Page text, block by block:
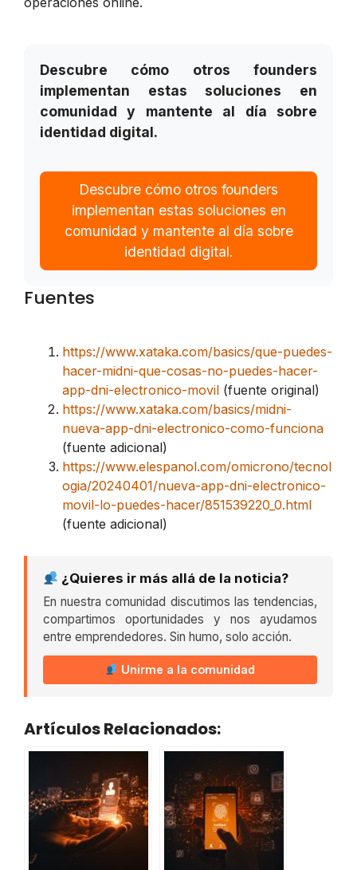
Descubre cómo otros founders
implementan estas soluciones en
comunidad y mantente al día sobre
identidad digital.
Descubre cómo otros founders
implementan estas soluciones en
comunidad y mantente al día sobre
identidad digital.
Fuentes
https://www.xataka.com/basics/que-puedes-
hacer-midni-que-cosas-no-puedes-hacer-
app-dni-electronico-movil (fuente original)
https://www.xataka.com/basics/midni-
nueva-app-dni-electronico-como-funciona
(fuente adicional)
https://www.elespanol.com/omicrono/tecnol
ogia/20240401/nueva-app-dni-electronico-
movil-lo-puedes-hacer/851539220_0.html
(fuente adicional)
¿Quieres ir más allá de la noticia?
En nuestra comunidad discutimos las tendencias,
compartimos oportunidades y nos ayudamos
entre emprendedores. Sin humo, solo acción.
Unirme a la comunidad
Artículos Relacionados: